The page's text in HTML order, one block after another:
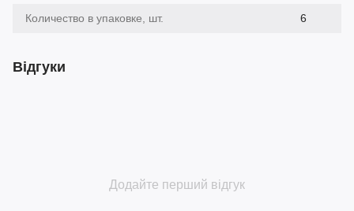
Количество в упаковке, шт. 6
Відгуки
Додайте перший відгук